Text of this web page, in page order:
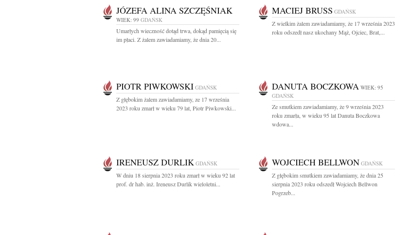
JÓZEFA ALINA SZCZĘŚNIAK
WIEK: 99 GDAŃSK
Umarłych wieczność dotąd trwa, dokąd pamięcią się
im płaci. Z żalem zawiadamiamy, że dnia 20...
MACIEJ BRUSS GDAŃSK
Z wielkim żalem zawiadamiamy, że 17 września 2023
roku odszedł nasz ukochany Mąż, Ojciec, Brat,...
PIOTR PIWKOWSKI GDAŃSK
Z głębokim żalem zawiadamiamy, ze 17 września
2023 roku zmarł w wieku 79 lat, Piotr Piwkowski...
DANUTA BOCZKOWA WIEK: 95
GDAŃSK
Ze smutkiem zawiadamiamy, że 9 września 2023
roku zmarła, w wieku 95 lat Danuta Boczkowa
wdowa...
IRENEUSZ DURLIK GDAŃSK
W dniu 18 sierpnia 2023 roku zmarł w wieku 92 lat
prof. dr hab. inż. Ireneusz Durlik wieloletni...
WOJCIECH BELLWON GDAŃSK
Z głębokim smutkiem zawiadamiamy, że dnia 25
sierpnia 2023 roku odszedł Wojciech Bellwon
Pogrzeb...